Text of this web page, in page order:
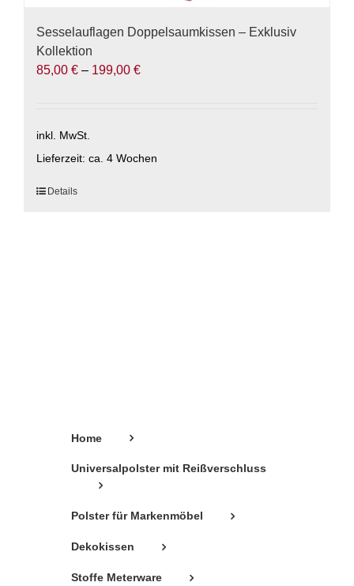
Sesselauflagen Doppelsaumkissen – Exklusiv
Kollektion
85,00 € – 199,00 €
inkl. MwSt.
Lieferzeit: ca. 4 Wochen
Dieses
werden
Details
Home
Universalpolster mit Reißverschluss
Polster für Markenmöbel
Dekokissen
Stoffe Meterware